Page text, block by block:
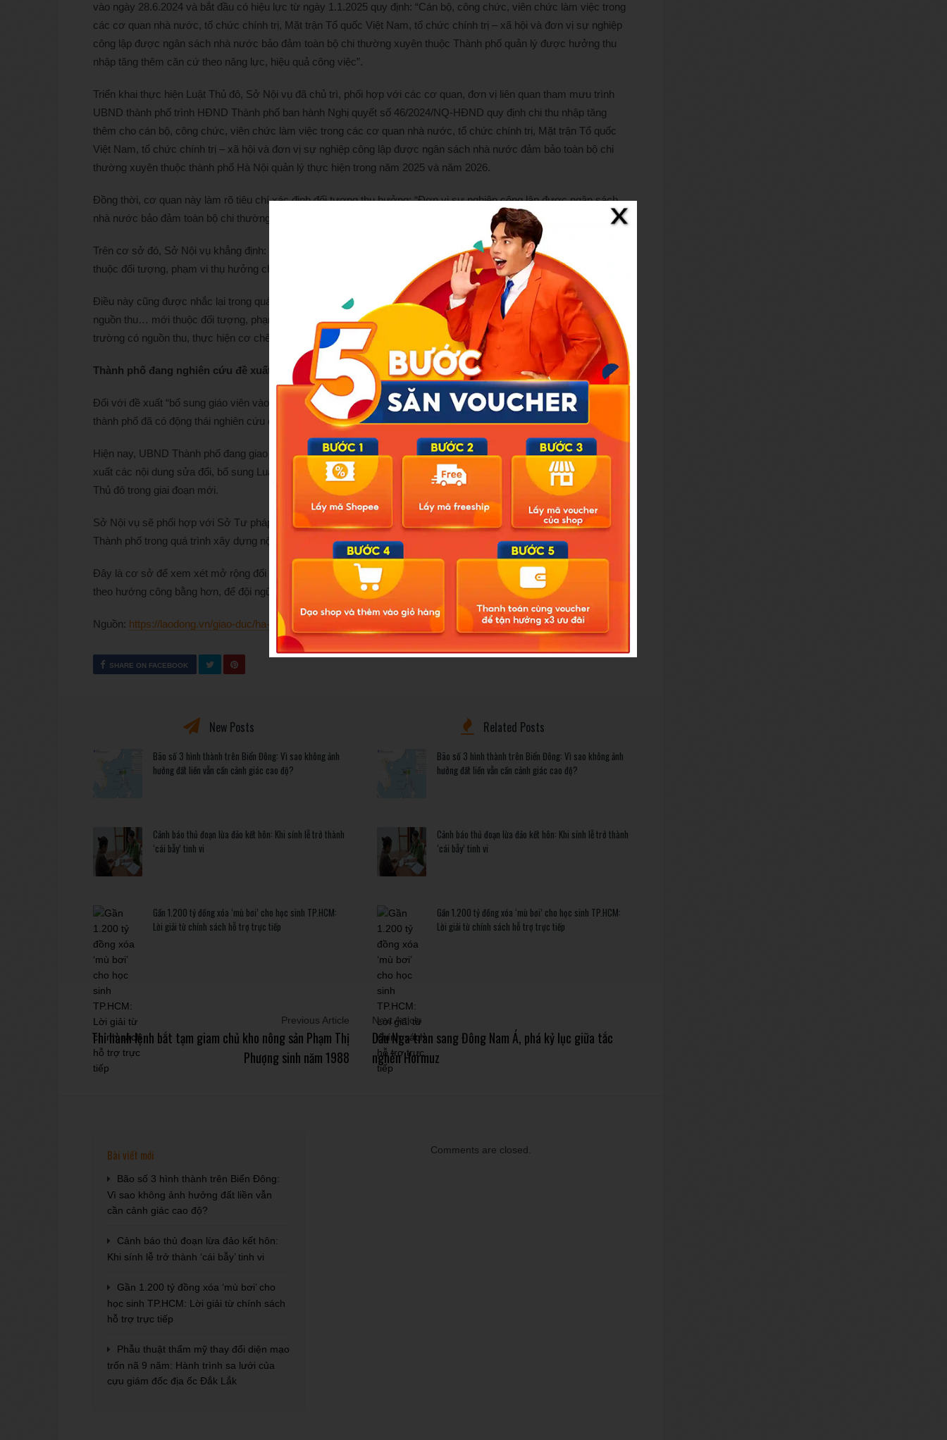
vào ngày 28.6.2024 và bắt đầu có hiệu lực từ ngày 1.1.2025 quy định: “Cán bộ, công chức, viên chức làm việc trong
các cơ quan nhà nước, tổ chức chính trị, Mặt trận Tổ quốc Việt Nam, tổ chức chính trị – xã hội và đơn vị sự nghiệp
công lập được ngân sách nhà nước bảo đảm toàn bộ chi thường xuyên thuộc Thành phố quản lý được hưởng thu
nhập tăng thêm căn cứ theo năng lực, hiệu quả công việc”.
Triển khai thực hiện Luật Thủ đô, Sở Nội vụ đã chủ trì, phối hợp với các cơ quan, đơn vị liên quan tham mưu trình
UBND thành phố trình HĐND Thành phố ban hành Nghị quyết số 46/2024/NQ-HĐND quy định chi thu nhập tăng
thêm cho cán bộ, công chức, viên chức làm việc trong các cơ quan nhà nước, tổ chức chính trị, Mặt trận Tổ quốc
Việt Nam, tổ chức chính trị – xã hội và đơn vị sự nghiệp công lập được ngân sách nhà nước đảm bảo toàn bộ chi
thường xuyên thuộc thành phố Hà Nội quản lý thực hiện trong năm 2025 và năm 2026.
Đồng thời, cơ quan này làm rõ tiêu chí xác định đối tượng thụ hưởng: “Đơn vị sự nghiệp công lập được ngân sách
nhà nước bảo đảm toàn bộ chi thường xuyên là các đơn vị… không có nguồn thu được xác định theo quy định…”.
Trên cơ sở đó, Sở Nội vụ khẳng định: “Các đơn vị sự nghiệp công lập không có nguồn thu theo quy định nêu trên
thuộc đối tượng, phạm vi thụ hưởng chính sách chi thu nhập tăng thêm…”.
Điều này cũng được nhắc lại trong quá trình trả lời các kiến nghị trước đó: “Các đơn vị sự nghiệp công lập không có
nguồn thu… mới thuộc đối tượng, phạm vi thụ hưởng chính sách thu nhập tăng thêm”. Theo quy định hiện hành, các
trường có nguồn thu, thực hiện cơ chế tự chủ tài chính sẽ không thuộc diện áp dụng chính sách này.
Thành phố đang nghiên cứu đề xuất sửa Luật Thủ đô
Đối với đề xuất “bổ sung giáo viên vào nhóm đối tượng được hưởng thu nhập tăng thêm”, Sở Nội vụ Hà Nội cho biết
thành phố đã có động thái nghiên cứu điều chỉnh ở cấp cao hơn.
Hiện nay, UBND Thành phố đang giao Sở Tư pháp chủ trì, phối hợp với các sở, ban, ngành liên quan rà soát, đề
xuất các nội dung sửa đổi, bổ sung Luật Thủ đô và các cơ chế, chính sách đặc thù nhằm đáp ứng yêu cầu phát triển
Thủ đô trong giai đoạn mới.
Sở Nội vụ sẽ phối hợp với Sở Tư pháp và các cơ quan liên quan tổng hợp phản ánh nêu để tham mưu UBND
Thành phố trong quá trình xây dựng nội dung đề xuất sửa đổi, bổ sung Luật Thủ đô.
Đây là cơ sở để xem xét mở rộng đối tượng thụ hưởng trong thời gian tới, mở ra kỳ vọng điều chỉnh chính sách
theo hướng công bằng hơn, để đội ngũ nhà giáo không còn đứng ngoài các chính sách cải thiện thu nhập.
Nguồn: https://laodong.vn/giao-duc/ha-noi-phan-hoi-kien-nghi-ve-thu-nhap-tang-them-cua-giao-vien-1671784.ldo
SHARE ON FACEBOOK
New Posts
Bão số 3 hình thành trên Biển Đông: Vì sao không ảnh
hưởng đất liền vẫn cần cảnh giác cao độ?
Cảnh báo thủ đoạn lừa đảo kết hôn: Khi sính lễ trở thành
‘cái bẫy’ tinh vi
Gần 1.200 tỷ đồng xóa ‘mù bơi’ cho học sinh TP.HCM:
Lời giải từ chính sách hỗ trợ trực tiếp
Related Posts
Bão số 3 hình thành trên Biển Đông: Vì sao không ảnh
hưởng đất liền vẫn cần cảnh giác cao độ?
Cảnh báo thủ đoạn lừa đảo kết hôn: Khi sính lễ trở thành
‘cái bẫy’ tinh vi
Gần 1.200 tỷ đồng xóa ‘mù bơi’ cho học sinh TP.HCM:
Lời giải từ chính sách hỗ trợ trực tiếp
Previous Article
Thi hành lệnh bắt tạm giam chủ kho nông sản Phạm Thị
Phượng sinh năm 1988
Next Article
Dầu Nga tràn sang Đông Nam Á, phá kỷ lục giữa tắc
nghẽn Hormuz
Bài viết mới
Bão số 3 hình thành trên Biển Đông:
Vì sao không ảnh hưởng đất liền vẫn
cần cảnh giác cao độ?
Cảnh báo thủ đoạn lừa đảo kết hôn:
Khi sính lễ trở thành ‘cái bẫy’ tinh vi
Gần 1.200 tỷ đồng xóa ‘mù bơi’ cho
học sinh TP.HCM: Lời giải từ chính sách
hỗ trợ trực tiếp
Phẫu thuật thẩm mỹ thay đổi diện mạo
trốn nã 9 năm: Hành trình sa lưới của
cựu giám đốc địa ốc Đắk Lắk
Comments are closed.